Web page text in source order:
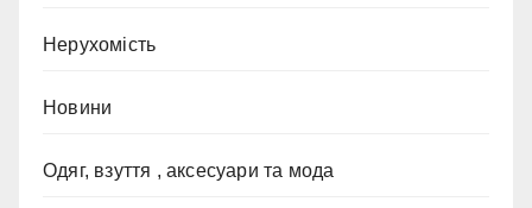
Нерухомість
Новини
Одяг, взуття , аксесуари та мода